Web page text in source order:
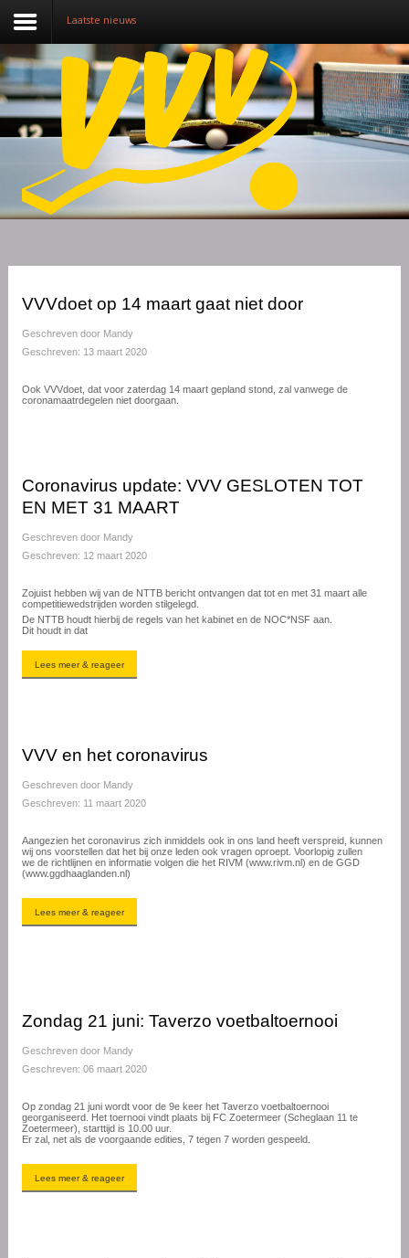
Nieuws
Over VVV
Lidmaatschap
Competitie
Sponsoring
English
Laatste nieuws
VVVdoet op 14 maart gaat niet door
Geschreven door Mandy
Geschreven: 13 maart 2020
Ook VVVdoet, dat voor zaterdag 14 maart gepland stond, zal vanwege de
coronamaatrdegelen niet doorgaan.
Coronavirus update: VVV GESLOTEN TOT
EN MET 31 MAART
Geschreven door Mandy
Geschreven: 12 maart 2020
Zojuist hebben wij van de NTTB bericht ontvangen dat tot en met 31 maart alle
competitiewedstrijden worden stilgelegd.
De NTTB houdt hierbij de regels van het kabinet en de NOC*NSF aan.
Dit houdt in dat
Lees meer & reageer
VVV en het coronavirus
Geschreven door Mandy
Geschreven: 11 maart 2020
Aangezien het coronavirus zich inmiddels ook in ons land heeft verspreid, kunnen
wij ons voorstellen dat het bij onze leden ook vragen oproept. Voorlopig zullen
we de richtlijnen en informatie volgen die het RIVM (www.rivm.nl) en de GGD
(www.ggdhaaglanden.nl)
Lees meer & reageer
Zondag 21 juni: Taverzo voetbaltoernooi
Geschreven door Mandy
Geschreven: 06 maart 2020
Op zondag 21 juni wordt voor de 9e keer het Taverzo voetbaltoernooi
georganiseerd. Het toernooi vindt plaats bij FC Zoetermeer (Scheglaan 11 te
Zoetermeer), starttijd is 10.00 uur.
Er zal, net als de voorgaande edities, 7 tegen 7 worden gespeeld.
Lees meer & reageer